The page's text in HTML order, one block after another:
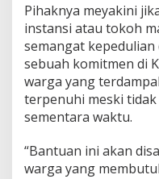
Pihaknya meyakini
instansi atau tokoh
semangat
sebuah komitmen di
warga yang
terpenuhi meski
sementara waktu.
“Bantuan ini akan
warga yang